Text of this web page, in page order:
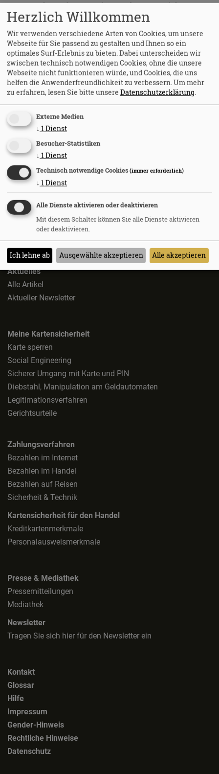
Veranstaltungskonzept der Konferenz gezielt an
Institutsvertreterinnen und Institutsvertreter, an
Mitarbeiterinnen und Mitarbeiter der
Zahlungskartenbranche richtet – insbesondere an die
Präventions- und Betrugsbearbeitungsstellen – sowie
an Strafverfolgungsbehörden.
Aktuelles
Alle Artikel
Aktueller Newsletter
Meine Kartensicherheit
Karte sperren
Social Engineering
Sicherer Umgang mit Karte und PIN
Diebstahl, Manipulation am Geldautomaten
Legitimationsverfahren
Gerichtsurteile
Zahlungsverfahren
Bezahlen im Internet
Bezahlen im Handel
Bezahlen auf Reisen
Sicherheit & Technik
Kartensicherheit für den Handel
Kreditkartenmerkmale
Personalausweismerkmale
Presse & Mediathek
Pressemitteilungen
Mediathek
Newsletter
Tragen Sie sich hier für den Newsletter ein
Kontakt
Glossar
Hilfe
Impressum
Gender-Hinweis
Rechtliche Hinweise
Datenschutz
Herzlich Willkommen
Wir verwenden verschiedene Arten von Cookies, um unsere
Webseite für Sie passend zu gestalten und Ihnen so ein
optimales Surf-Erlebnis zu bieten. Dabei unterscheiden wir
zwischen technisch notwendigen Cookies, ohne die unsere
Webseite nicht funktionieren würde, und Cookies, die uns
helfen die Anwenderfreundlichkeit zu verbessern.Um mehr
zu erfahren, lesen Sie bitte unsere Datenschutzerklärung.
Externe Medien
↓ 1Dienst
Besucher-Statistiken
↓ 1Dienst
Technisch notwendige Cookies(immer erforderlich)
↓ 1 Dienst
Alle Dienste aktivieren oder deaktivieren
Mit diesem Schalter können Sie alle Dienste aktivieren
oder deaktivieren.
Ich lehne ab Ausgewählte akzeptieren Alle akzeptieren